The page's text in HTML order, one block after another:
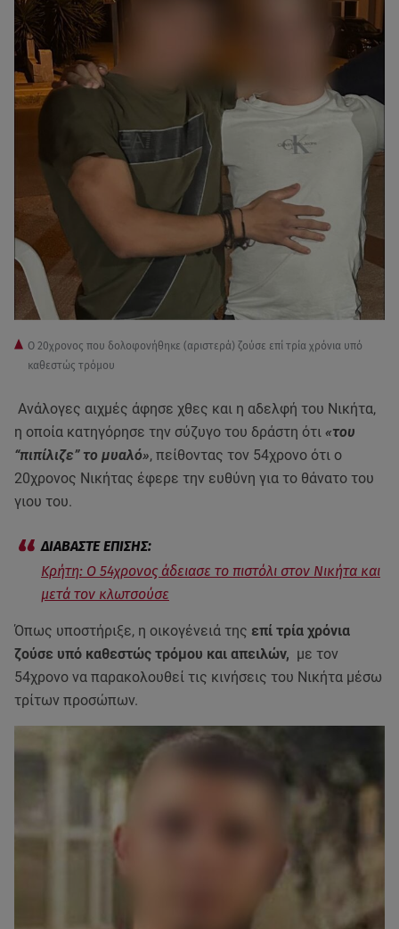
Ο 20χρονος που δολοφονήθηκε (αριστερά) ζούσε επί τρία χρόνια υπό
καθεστώς τρόμου
Ανάλογες αιχμές άφησε χθες και η αδελφή του Νικήτα,
η οποία κατηγόρησε την σύζυγο του δράστη ότι «του
“πιπίλιζε” το μυαλό», πείθοντας τον 54χρονο ότι ο
20χρονος Νικήτας έφερε την ευθύνη για το θάνατο του
γιου του.
Κρήτη: Ο 54χρονος άδειασε το πιστόλι στον Νικήτα και
μετά τον κλωτσούσε
Όπως υποστήριξε, η οικογένειά της επί τρία χρόνια
ζούσε υπό καθεστώς τρόμου και απειλών, με τον
54χρονο να παρακολουθεί τις κινήσεις του Νικήτα μέσω
τρίτων προσώπων.